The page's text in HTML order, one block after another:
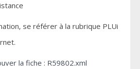
se référer à la rubrique PLUi
la fiche : R59802.xml